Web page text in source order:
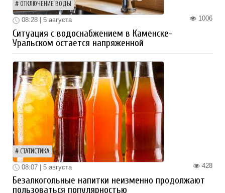
ОТКЛЮЧЕНИЕ ВОДЫ
1006
08:28 | 5 августа
Ситуация с водоснабжением в Каменске-
Уральском остается напряженной
СТАТИСТИКА
428
08:07 | 5 августа
Безалкогольные напитки неизменно продолжают
пользоваться популярностью